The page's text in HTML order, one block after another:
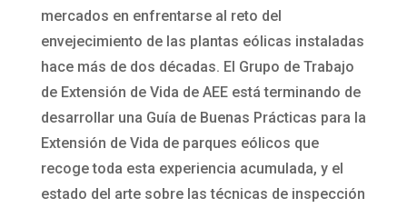
mercados en enfrentarse al reto del
envejecimiento de las plantas eólicas instaladas
hace más de dos décadas. El Grupo de Trabajo
de Extensión de Vida de AEE está terminando de
desarrollar una Guía de Buenas Prácticas para la
Extensión de Vida de parques eólicos que
recoge toda esta experiencia acumulada, y el
estado del arte sobre las técnicas de inspección